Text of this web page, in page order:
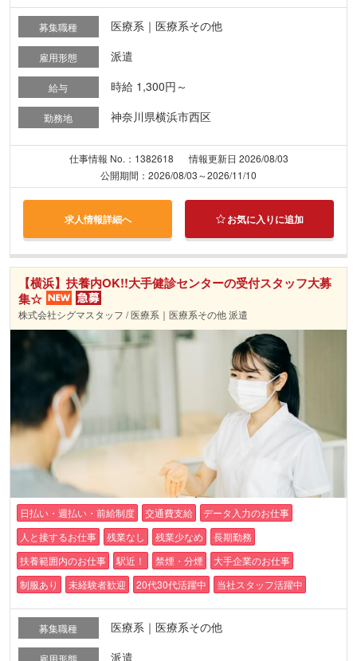
募集職種 医療系｜医療系その他
雇用形態 派遣
給与 時給 1,300円～
勤務地 神奈川県横浜市西区
仕事情報 No.：1382618
情報更新日 2026/08/03
公開期間：2026/08/03～2026/11/10
求人情報詳細へ お気に入りに追加
【横浜】扶養内OK!!大手健診センターの受付スタッフ大募
集☆
株式会社シグマスタッフ / 医療系｜医療系その他 派遣
日払い・週払い・前給制度 交通費支給
データ入力のお仕事
人と接するお仕事
残業なし 残業少なめ
長期勤務
扶養範囲内のお仕事
駅近！ 禁煙・分煙
大手企業のお仕事
制服あり
未経験者歓迎 20代30代活躍中 当社スタッフ活躍中
募集職種 医療系｜医療系その他
派遣